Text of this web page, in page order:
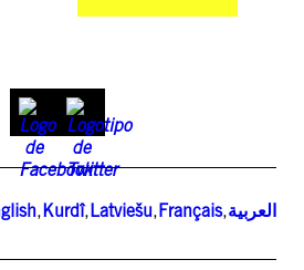
,Kurdî,Latviešu,Français,العربية